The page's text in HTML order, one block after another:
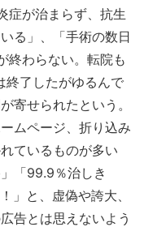
症が治まらず、抗生
る」、「手術の数日
終わらない。転院も
終了したがゆるんで
寄せられたという。
ムページ、折り込み
ているものが多い
「99.9％治しき
」と、虚偽や誇大、
告とは思えないよう